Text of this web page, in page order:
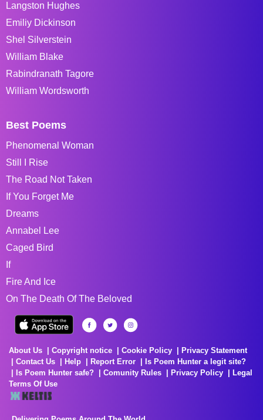
Langston Hughes
Emiliy Dickinson
Shel Silverstein
William Blake
Rabindranath Tagore
William Wordsworth
Best Poems
Phenomenal Woman
Still I Rise
The Road Not Taken
If You Forget Me
Dreams
Annabel Lee
Caged Bird
If
Fire And Ice
On The Death Of The Beloved
About Us Copyright notice Cookie Policy
Privacy Statement
Contact Us
Help Report Error
Is Poem Hunter a legit site?
Is Poem Hunter safe?
Comunity Rules Privacy Policy
Legal
Terms Of Use